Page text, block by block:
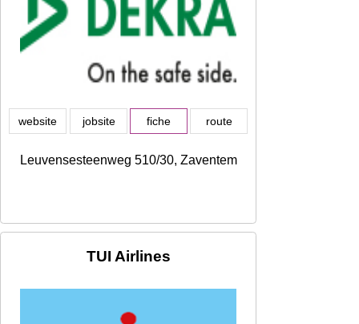
website jobsite fiche route
Leuvensesteenweg 510/30, Zaventem
TUI Airlines